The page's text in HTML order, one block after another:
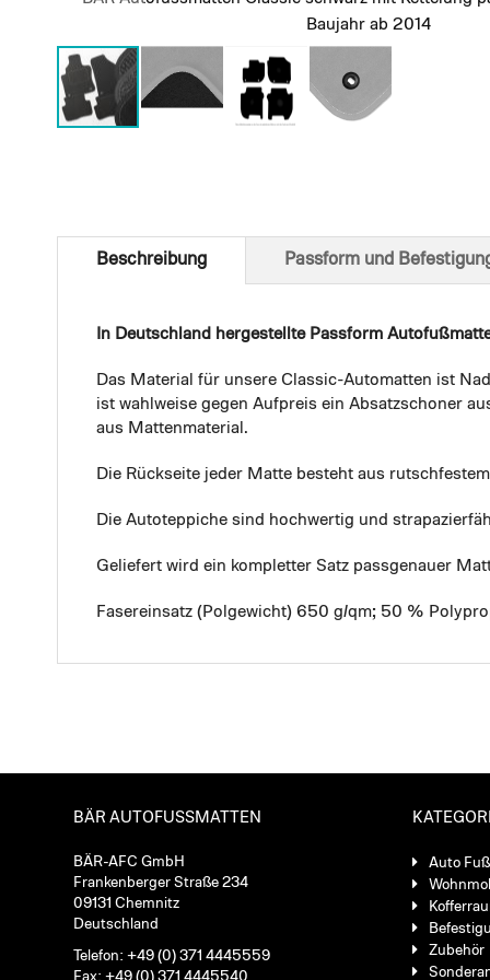
Baujahr ab 2014
of
Beschreibung
In Deutschland hergestellte Passform
Das Material für unsere Classic-Automatten ist
ist wahlweise gegen Aufpreis ein Absatzschoner
aus Mattenmaterial.
Die Rückseite jeder Matte besteht aus
Die Autoteppiche sind hochwertig und
Geliefert wird ein kompletter Satz passgenauer
Fasereinsatz (Polgewicht) 650 g/qm; 50 %
Passform und
BÄR AUTOFUSSMATTEN
BÄR-AFC GmbH
Frankenberger Straße 234
09131 Chemnitz
Deutschland
Telefon: +49 (0) 371 4445559
Fax: +49 (0) 371 4445540
Auto
Zubehör